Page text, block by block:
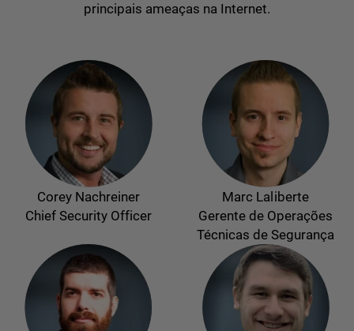
principais ameaças na Internet.
Corey Nachreiner
Chief Security Officer
Marc Laliberte
Gerente de Operações
Técnicas de Segurança